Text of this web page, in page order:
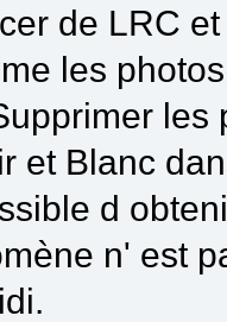
de LRC
les
et Blanc
d
n' est